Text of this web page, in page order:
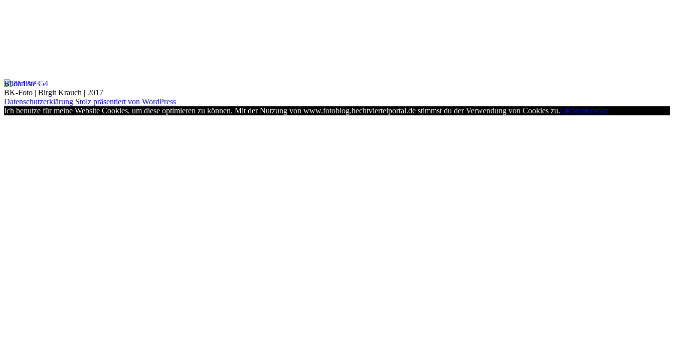
Bilderliste
BK-Foto | Birgit Krauch | 2017
Datenschutzerklärung Stolz präsentiert von WordPress
Ich benutze für meine Website Cookies, um diese optimieren zu können. Mit der Nutzung von www.fotoblog.hechtviertelportal.de stimmst du der Verwendung von Cookies zu.OKWeiterlesen